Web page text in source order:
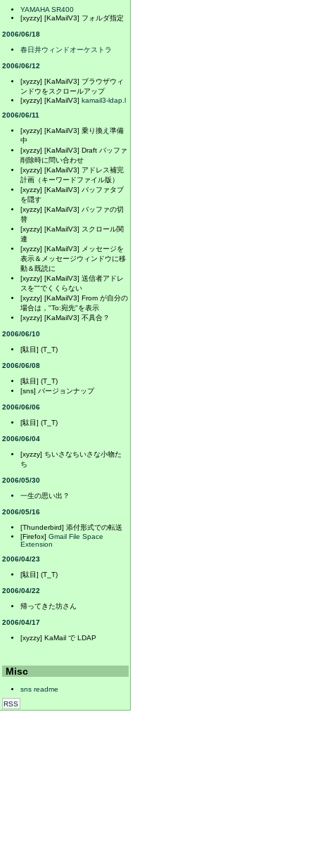
YAMAHA SR400
[xyzzy] [KaMailV3] フォルダ指定
2006/06/18
春日井ウィンドオーケストラ
2006/06/12
[xyzzy] [KaMailV3] ブラウザウィ
ンドウをスクロールアップ
[xyzzy] [KaMailV3]kamail3-ldap.l
2006/06/11
[xyzzy] [KaMailV3] 乗り換え準備
中
[xyzzy] [KaMailV3] Draft バッファ
削除時に問い合わせ
[xyzzy] [KaMailV3] アドレス補完
計画（キーワードファイル版）
[xyzzy] [KaMailV3] バッファタブ
を隠す
[xyzzy] [KaMailV3] バッファの切
替
[xyzzy] [KaMailV3] スクロール関
連
[xyzzy] [KaMailV3] メッセージを
表示＆メッセージウィンドウに移
動＆既読に
[xyzzy] [KaMailV3] 送信者アドレ
スを""でくくらない
[xyzzy] [KaMailV3] From が自分の
場合は，"To:宛先"を表示
[xyzzy] [KaMailV3] 不具合？
2006/06/10
[駄目] (T_T)
2006/06/08
[駄目] (T_T)
[sns] バージョンナップ
2006/06/06
[駄目] (T_T)
2006/06/04
[xyzzy] ちいさなちいさな小物た
ち
2006/05/30
一生の思い出？
2006/05/16
[Thunderbird] 添付形式での転送
[Firefox]Gmail File Space
Extension
2006/04/23
[駄目] (T_T)
2006/04/22
帰ってきた坊さん
2006/04/17
[xyzzy] KaMail で LDAP
Misc
sns readme
RSS